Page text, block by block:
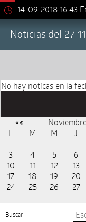
14-09-2018 16:43
Noticias del 27-
No hay noticas en la
« «
L M M J
3
4 5 6
10
11 12 13
17
18 19 20
24
25 26 27
Buscar